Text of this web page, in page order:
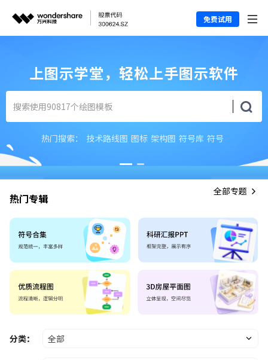
免费试用
上图示学堂，轻松上手图示软件
热门搜索： 技术路线图 图标 架构图 符号库 符号
热门专辑
全部专题
分类： 全部